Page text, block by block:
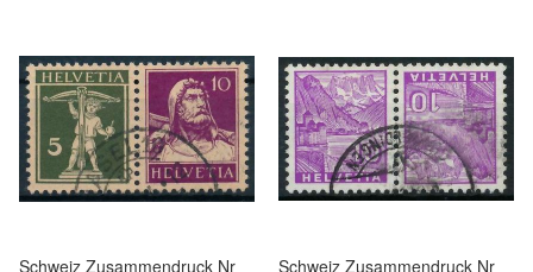
Schweiz Zusammendruck Nr Schweiz Zusammendruck Nr